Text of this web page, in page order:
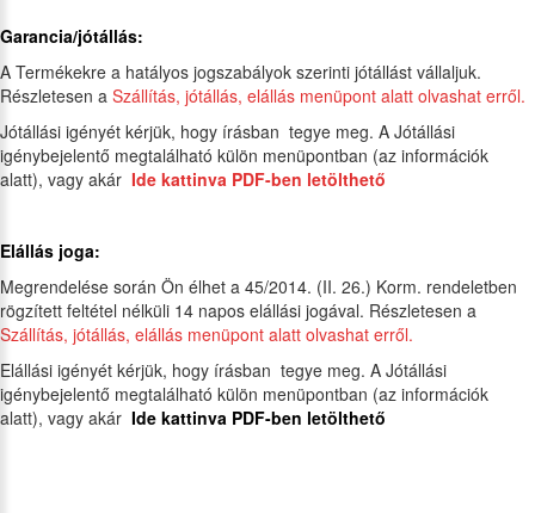
Garancia/jótállás:
A Termékekre a hatályos jogszabályok szerinti jótállást vállaljuk.
Részletesen a Szállítás, jótállás, elállás menüpont alatt olvashat erről.
Jótállási igényét kérjük, hogy írásban tegye meg. A Jótállási
igénybejelentő megtalálható külön menüpontban (az információk
alatt), vagy akár Ide kattinva PDF-ben letölthető
Elállás joga:
Megrendelése során Ön élhet a 45/2014. (II. 26.) Korm. rendeletben
rögzített feltétel nélküli 14 napos elállási jogával. Részletesen a
Szállítás, jótállás, elállás menüpont alatt olvashat erről.
Elállási igényét kérjük, hogy írásban tegye meg. A Jótállási
igénybejelentő megtalálható külön menüpontban (az információk
alatt), vagy akár Ide kattinva PDF-ben letölthető